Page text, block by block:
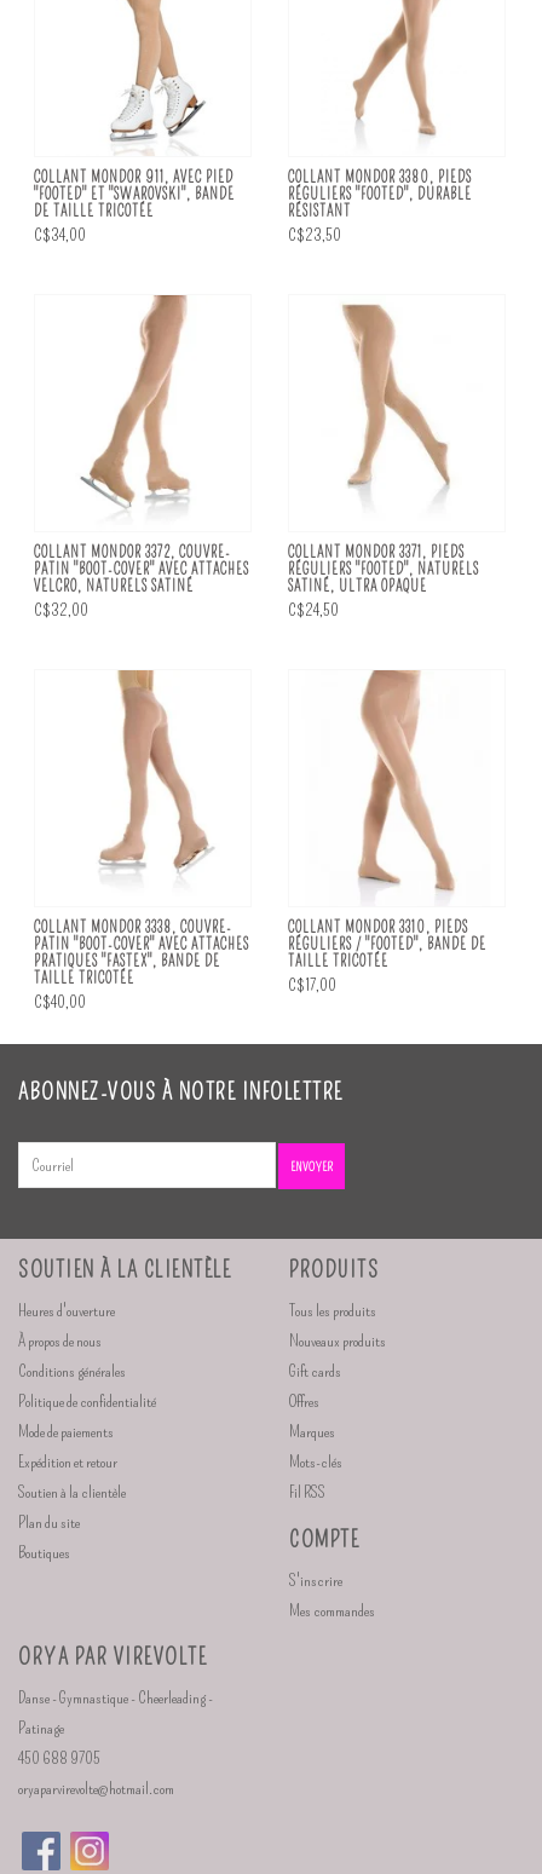
COLLANT MONDOR 911, AVEC PIED
"FOOTED" ET "SWAROVSKI", BANDE
DE TAILLE TRICOTÉE
C$34,00
COLLANT MONDOR 3380, PIEDS
RÉGULIERS "FOOTED", DURABLE
RÉSISTANT
C$23,50
COLLANT MONDOR 3372, COUVRE-
PATIN "BOOT-COVER" AVEC ATTACHES
VELCRO, NATURELS SATINÉ
C$32,00
COLLANT MONDOR 3371, PIEDS
RÉGULIERS "FOOTED", NATURELS
SATINÉ, ULTRA OPAQUE
C$24,50
COLLANT MONDOR 3338, COUVRE-
PATIN "BOOT-COVER" AVEC ATTACHES
PRATIQUES "FASTEX", BANDE DE
TAILLE TRICOTÉE
C$40,00
COLLANT MONDOR 3310, PIEDS
RÉGULIERS / "FOOTED", BANDE DE
TAILLE TRICOTÉE
C$17,00
ABONNEZ-VOUS À NOTRE INFOLETTRE
ENVOYER
SOUTIEN À LA CLIENTÈLE
Heures d'ouverture
À propos de nous
Conditions générales
Politique de confidentialité
Mode de paiements
Expédition et retour
Soutien à la clientèle
Plan du site
Boutiques
PRODUITS
Tous les produits
Nouveaux produits
Gift cards
Offres
Marques
Mots-clés
Fil RSS
COMPTE
S'inscrire
Mes commandes
ORYA PAR VIREVOLTE
Danse - Gymnastique - Cheerleading -
Patinage
450 688 9705
oryaparvirevolte@hotmail.com